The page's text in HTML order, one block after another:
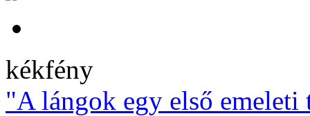
kékfény
"A lángok egy első emeleti